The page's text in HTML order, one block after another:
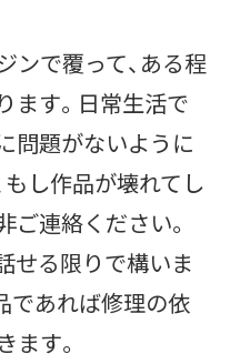
ンで覆って、ある程
ます。日常生活で
問題がないように
もし作品が壊れてし
ご連絡ください。
せる限りで構いま
であれば修理の依
す。